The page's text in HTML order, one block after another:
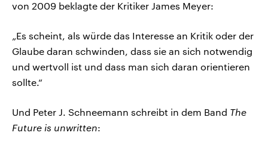
von 2009 beklagte der Kritiker James Meyer:
„Es scheint, als würde das Interesse an Kritik oder der
Glaube daran schwinden, dass sie an sich notwendig
und wertvoll ist und dass man sich daran orientieren
sollte.“
Und Peter J. Schneemann schreibt in dem Band The
Future is unwritten: